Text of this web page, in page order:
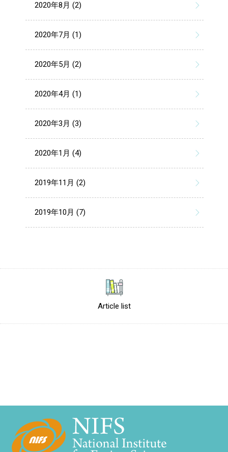
2020年8月 (2)
2020年7月 (1)
2020年5月 (2)
2020年4月 (1)
2020年3月 (3)
2020年1月 (4)
2019年11月 (2)
2019年10月 (7)
Article list